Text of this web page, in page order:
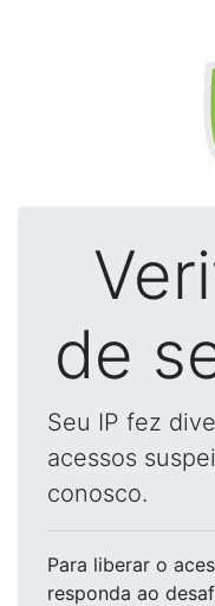
de
Seu IP fez
acessos
conosco.
Para liberar o
responda ao